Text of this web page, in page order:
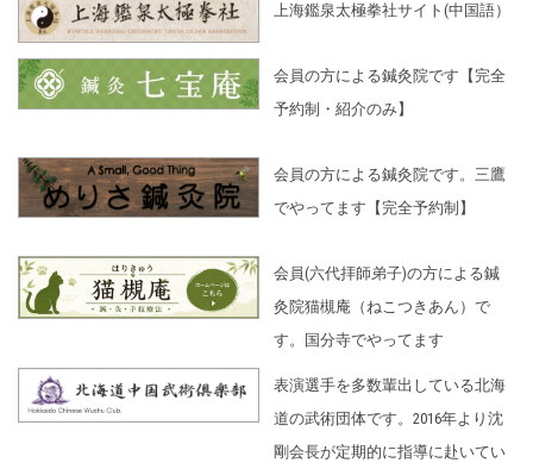
上海鑑泉太極拳社サイト(中国語）
会員の方による鍼灸院です【完全
予約制・紹介のみ】
会員の方による鍼灸院です。三鷹
でやってます【完全予約制】
会員(六代拝師弟子)の方による鍼
灸院猫槻庵（ねこつきあん）で
す。国分寺でやってます
表演選手を多数輩出している北海
道の武術団体です。2016年より沈
剛会長が定期的に指導に赴いてい